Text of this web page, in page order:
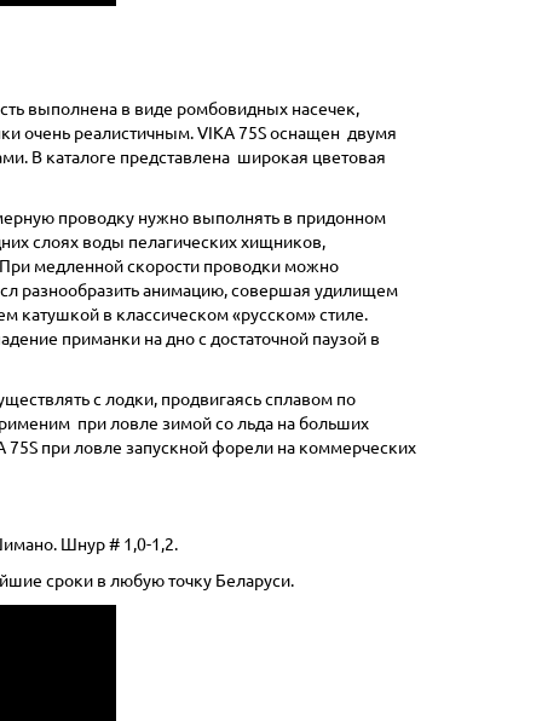
выполнена в виде ромбовидных насечек,
очень реалистичным. VIKA 75S оснащен двумя
В каталоге представлена широкая цветовая
проводку нужно выполнять в придонном
слоях воды пелагических хищников,
медленной скорости проводки можно
разнообразить анимацию, совершая удилищем
катушкой в классическом «русском» стиле.
приманки на дно с достаточной паузой в
с лодки, продвигаясь сплавом по
при ловле зимой со льда на больших
75S при ловле запускной форели на коммерческих
Шнур # 1,0-1,2.
сроки в любую точку Беларуси.